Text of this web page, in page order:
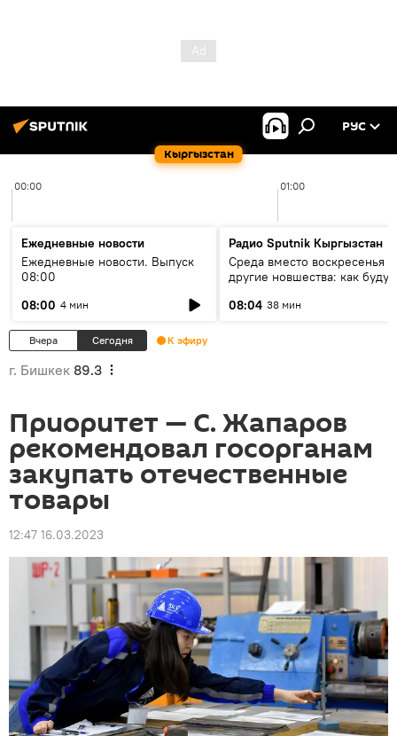
Кыргызстан
РУС
00:00 01:00
Ежедневные новости
Ежедневные новости. Выпуск
08:00
08:00 4 мин
Радио Sputnik Кыргызстан
Среда вместо воскресенья и
другие новшества: как будут
08:04 38 мин
Вчера Сегодня К эфиру
г. Бишкек 89.3
Приоритет — С. Жапаров
рекомендовал госорганам
закупать отечественные
товары
12:47 16.03.2023